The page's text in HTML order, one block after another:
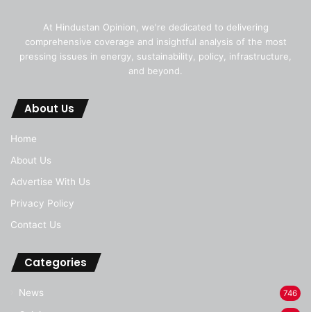
At Hindustan Opinion, we're dedicated to delivering
comprehensive coverage and insightful analysis of the most
pressing issues in energy, sustainability, policy, infrastructure,
and beyond.
About Us
Home
About Us
Advertise With Us
Privacy Policy
Contact Us
Categories
News 746